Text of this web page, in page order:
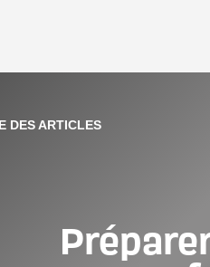
DES ARTICLES